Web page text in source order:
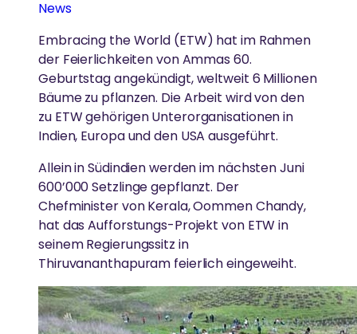
Amma hat weltweit über 40 Millionen Menschen
umarmt.
AUSZEICHNUNGEN
Amma ist international für ihr Wirken und ihre
Weisheit anerkannt.
In ganz Deutschland treffen sich regelmäßig
Menschen, um sich zusammen in Ammas Lehren zu
vertiefen und aktiv zum Wohle von Gesellschaft und
Umwelt zu arbeiten.
AYUDH
Die von Amma inspirierte Jugendbewegung fördert
junge Menschen weltweit.
GREENFRIENDS
GESUNDHEITSVERSORGUNG
Hochwertige Gesundheitsversorgung in einer
Atmosphäre von Liebe und Mitgefühl
KATASTROPHENHILFE
Unterstützung von Überlebenden durch
Krisenintervention und ganzheitliche Langzeithilfe
LÄNDLICHE ENTWICKLUNG
Gleichgültigkeit aus der Welt zu schaffen,
beginnen damit, sie aus unserem eigenen
Geist zu entfernen“
-Amma
Gleichstellung der Geschlechter
Umweltschutz
Katastrophenhilfe
Forschung
Ländliche Entwicklung
Ammas Weisheiten
News
Embracing the World (ETW) hat im Rahmen
der Feierlichkeiten von Ammas 60.
Geburtstag angekündigt, weltweit 6 Millionen
Bäume zu pflanzen. Die Arbeit wird von den
zu ETW gehörigen Unterorganisationen in
Indien, Europa und den USA ausgeführt.
Allein in Südindien werden im nächsten Juni
600’000 Setzlinge gepflanzt. Der
Chefminister von Kerala, Oommen Chandy,
hat das Aufforstungs-Projekt von ETW in
seinem Regierungssitz in
Thiruvananthapuram feierlich eingeweiht.